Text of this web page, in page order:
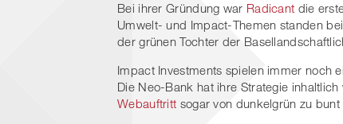
Bei ihrer Gründung war Radicant die
Umwelt- und Impact-Themen standen
der grünen Tochter der
Impact Investments spielen immer noch
Die Neo-Bank hat ihre Strategie
Webauftritt sogar von dunkelgrün zu